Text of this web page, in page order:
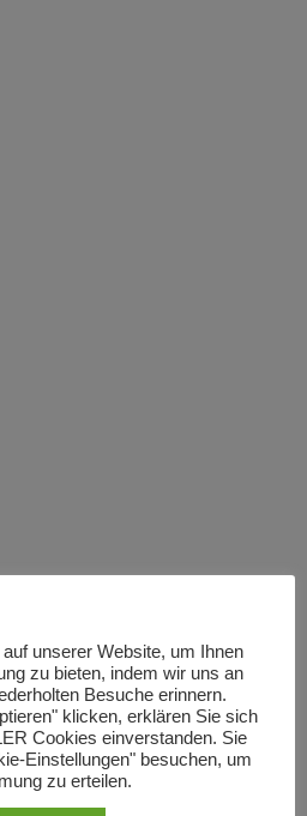
unserer Website, um Ihnen
zu bieten, indem wir uns an
Besuche erinnern.
klicken, erklären Sie sich
Cookies einverstanden. Sie
Einstellungen" besuchen, um
zu erteilen.